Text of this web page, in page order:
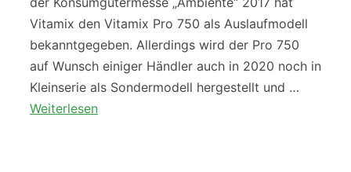
Vitamix den Vitamix Pro 750 als Auslaufmodell
bekanntgegeben. Allerdings wird der Pro 750
auf Wunsch einiger Händler auch in 2020 noch in
Kleinserie als Sondermodell hergestellt und …
Weiterlesen